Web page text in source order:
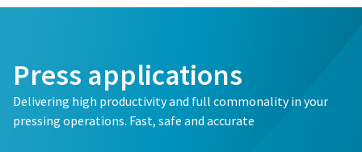
Press applications
Delivering high productivity and full commonality in your
pressing operations. Fast, safe and accurate